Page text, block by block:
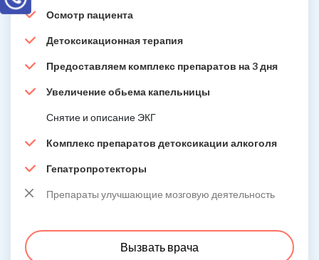
Осмотр пациента
Детоксикационная терапия
Предоставляем комплекс препаратов на 3 дня
Увеличение обьема капельницы
Снятие и описание ЭКГ
Комплекс препаратов детоксикации алкоголя
Гепатропротекторы
Препараты улучшающие мозговую деятельность
Вызвать врача